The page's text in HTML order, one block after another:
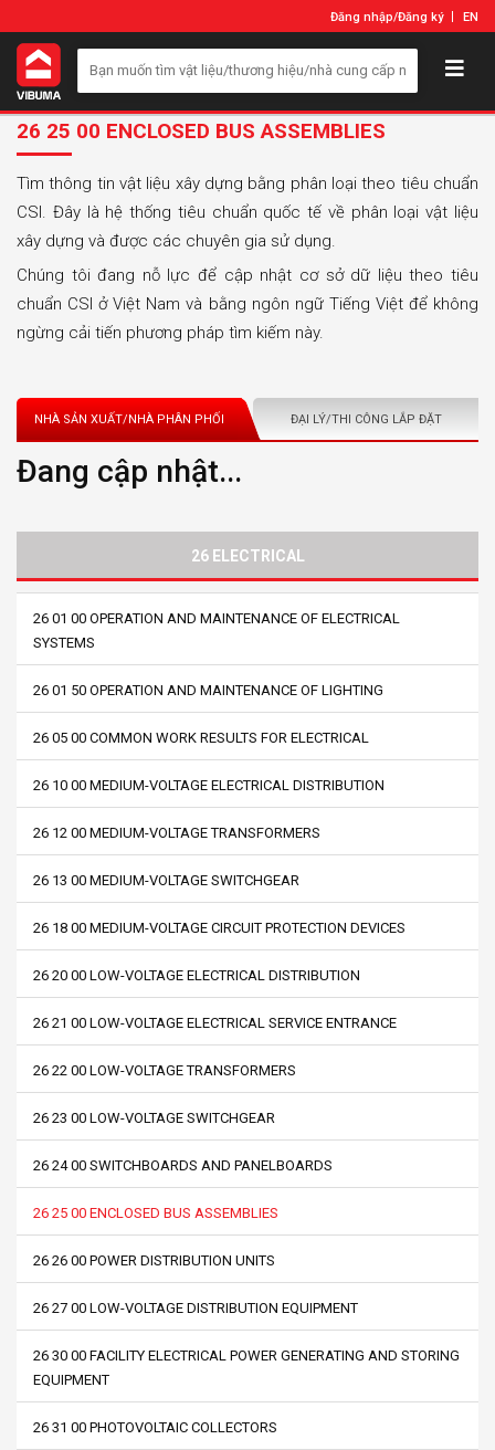
Đăng nhập/Đăng ký EN
26 25 00 ENCLOSED BUS ASSEMBLIES
Tìm thông tin vật liệu xây dựng bằng phân loại theo tiêu chuẩn
CSI. Đây là hệ thống tiêu chuẩn quốc tế về phân loại vật liệu
xây dựng và được các chuyên gia sử dụng.
Chúng tôi đang nỗ lực để cập nhật cơ sở dữ liệu theo tiêu
chuẩn CSI ở Việt Nam và bằng ngôn ngữ Tiếng Việt để không
ngừng cải tiến phương pháp tìm kiếm này.
NHÀ SẢN XUẤT/NHÀ PHÂN PHỐI ĐẠI LÝ/THI CÔNG LẮP ĐẶT
Đang cập nhật...
26 ELECTRICAL
26 01 00 OPERATION AND MAINTENANCE OF ELECTRICAL
SYSTEMS
26 01 50 OPERATION AND MAINTENANCE OF LIGHTING
26 05 00 COMMON WORK RESULTS FOR ELECTRICAL
26 10 00 MEDIUM-VOLTAGE ELECTRICAL DISTRIBUTION
26 12 00 MEDIUM-VOLTAGE TRANSFORMERS
26 13 00 MEDIUM-VOLTAGE SWITCHGEAR
26 18 00 MEDIUM-VOLTAGE CIRCUIT PROTECTION DEVICES
26 20 00 LOW-VOLTAGE ELECTRICAL DISTRIBUTION
26 21 00 LOW-VOLTAGE ELECTRICAL SERVICE ENTRANCE
26 22 00 LOW-VOLTAGE TRANSFORMERS
26 23 00 LOW-VOLTAGE SWITCHGEAR
26 24 00 SWITCHBOARDS AND PANELBOARDS
26 25 00 ENCLOSED BUS ASSEMBLIES
26 26 00 POWER DISTRIBUTION UNITS
26 27 00 LOW-VOLTAGE DISTRIBUTION EQUIPMENT
26 30 00 FACILITY ELECTRICAL POWER GENERATING AND STORING
EQUIPMENT
26 31 00 PHOTOVOLTAIC COLLECTORS